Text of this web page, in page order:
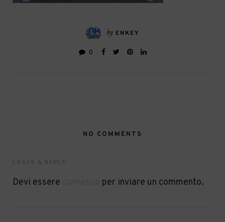
by ENKEY
0
NO COMMENTS
LEAVE A REPLY
Devi essere per inviare un commento.